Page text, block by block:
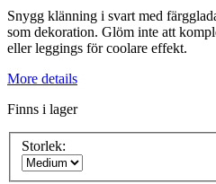
Snygg klänning i svart med
som dekoration. Glöm inte att
eller leggings för coolare effekt.
More details
Finns i lager
Storlek: